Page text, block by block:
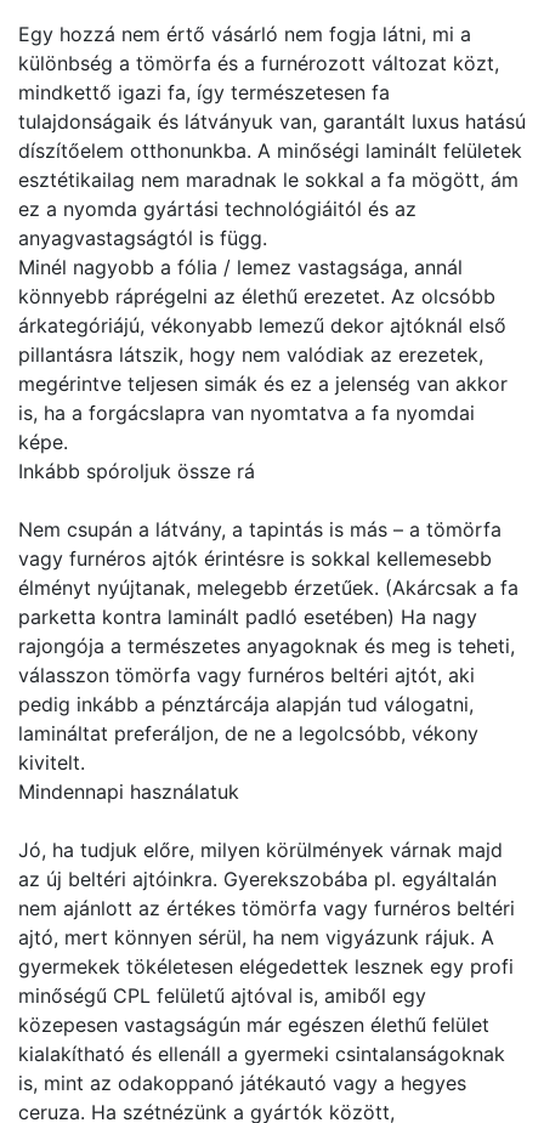
Egy hozzá nem értő vásárló nem fogja látni, mi a
különbség a tömörfa és a furnérozott változat közt,
mindkettő igazi fa, így természetesen fa
tulajdonságaik és látványuk van, garantált luxus hatású
díszítőelem otthonunkba. A minőségi laminált felületek
esztétikailag nem maradnak le sokkal a fa mögött, ám
ez a nyomda gyártási technológiáitól és az
anyagvastagságtól is függ.
Minél nagyobb a fólia / lemez vastagsága, annál
könnyebb ráprégelni az élethű erezetet. Az olcsóbb
árkategóriájú, vékonyabb lemezű dekor ajtóknál első
pillantásra látszik, hogy nem valódiak az erezetek,
megérintve teljesen simák és ez a jelenség van akkor
is, ha a forgácslapra van nyomtatva a fa nyomdai
képe.
Inkább spóroljuk össze rá
Nem csupán a látvány, a tapintás is más – a tömörfa
vagy furnéros ajtók érintésre is sokkal kellemesebb
élményt nyújtanak, melegebb érzetűek. (Akárcsak a fa
parketta kontra laminált padló esetében) Ha nagy
rajongója a természetes anyagoknak és meg is teheti,
válasszon tömörfa vagy furnéros beltéri ajtót, aki
pedig inkább a pénztárcája alapján tud válogatni,
lamináltat preferáljon, de ne a legolcsóbb, vékony
kivitelt.
Mindennapi használatuk
Jó, ha tudjuk előre, milyen körülmények várnak majd
az új beltéri ajtóinkra. Gyerekszobába pl. egyáltalán
nem ajánlott az értékes tömörfa vagy furnéros beltéri
ajtó, mert könnyen sérül, ha nem vigyázunk rájuk. A
gyermekek tökéletesen elégedettek lesznek egy profi
minőségű CPL felületű ajtóval is, amiből egy
közepesen vastagságún már egészen élethű felület
kialakítható és ellenáll a gyermeki csintalanságoknak
is, mint az odakoppanó játékautó vagy a hegyes
ceruza. Ha szétnézünk a gyártók között,